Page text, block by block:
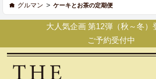
グルマン > ケーキとお茶の定期便
大人気企画 第12弾（秋～冬）
ご予約受付中